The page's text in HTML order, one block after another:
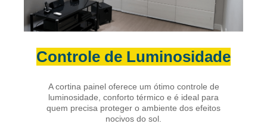
Controle de Luminosidade
A cortina painel oferece um ótimo controle de
luminosidade, conforto térmico e é ideal para
quem precisa proteger o ambiente dos efeitos
nocivos do sol.